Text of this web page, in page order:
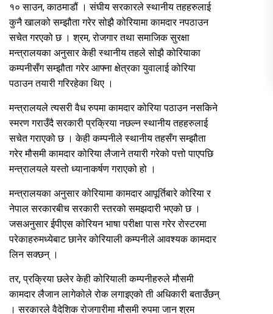
१० साउन, काठमाडौं । संघीय सरकारले स्थानीय तहहरुलाई
कुनै खालको सम्झौता गरेर सोझै कोरियामा कामदार नपठाउन
सचेत गरएको छ । श्रम, रोजगार तथा समाजिक सुरक्षा
मन्त्रालयका अनुसार केही स्थानीय तहले सोझै कोरियाका
कम्पनीसँग सम्झौता गरेर आफ्ना क्षेत्रका युवालाई कोरिया
पठाउन तयारी गरिरहेका थिए ।
मन्त्रालयले त्यसरी वैध रुपमा कामदार कोरिया पठाउन नसकिने
स्मरण गराउँदै सरकारी प्रक्रिया नछल्न स्थानीय तहहरुलाई
सचेत गराएको छ । केही कम्पनीले स्थानीय तहसँग सम्झौता
गरेर मौसमी कामदार कोरिया लैजाने तयारी गरेको पत्तो पाएपछि
मन्त्रालयले यस्तो ध्यानाकर्षण गराएको हो ।
मन्त्रालयका अनुसार कोरियामा कामदार आपूर्तिबारे कोरिया र
नेपाल सरकारबीच सरकारी स्तरको समझदारी भएको छ ।
जसअनुसार ईपीएस कोरियन भाषा परीक्षा पास गरेर रोस्टरमा
परेकाहरुमध्येबाट छानेर कोरियाली कम्पनीले आवश्यक कामदार
लिन सक्छन् ।
तर, प्रक्रिया छलेर केही कोरियाली कम्पनीहरुले मौसमी
कामदार लैजान लागेकोले रोक लगाइएको ती अधिकारी बताउँछन्
। सरकारले वैदेशिक रोजगारीमा मौसमी रुपमा जान श्रम